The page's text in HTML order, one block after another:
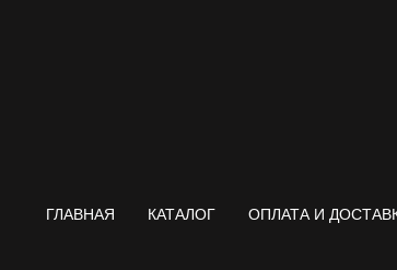
ГЛАВНАЯ КАТАЛОГ ОПЛАТА И